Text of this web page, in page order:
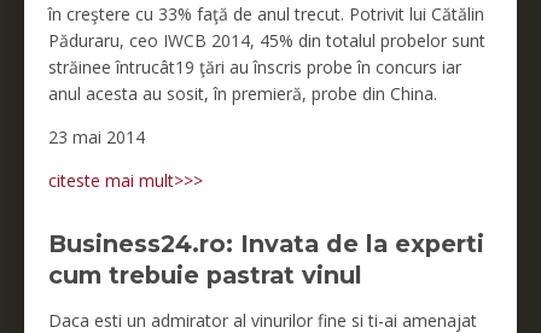
în creştere cu 33% faţă de anul trecut. Potrivit lui Cătălin
Păduraru, ceo IWCB 2014, 45% din totalul probelor sunt
străinee întrucât19 ţări au înscris probe în concurs iar
anul acesta au sosit, în premieră, probe din China.
23 mai 2014
citeste mai mult>>>
Business24.ro: Invata de la experti
cum trebuie pastrat vinul
Daca esti un admirator al vinurilor fine si ti-ai amenajat